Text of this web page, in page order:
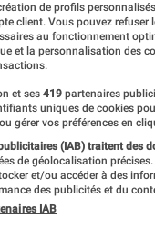
de profils
client. Vous pouvez
au fonctionnement
et la personnalisation des
et ses 419 partenaires
uniques de cookies
gérer vos préférences en
(IAB) traitent des
de géolocalisation
et/ou accéder à des
des publicités et du
IAB